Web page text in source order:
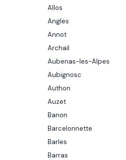
Allos
Angles
Annot
Archail
Aubenas-les-Alpes
Aubignosc
Authon
Auzet
Banon
Barcelonnette
Barles
Barras